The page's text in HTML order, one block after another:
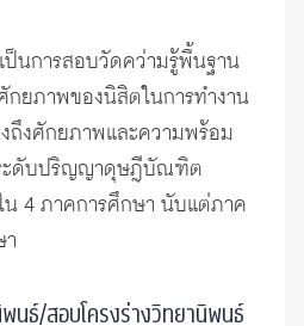
นการสอบวัดคว่ามรู้พื้นฐาน
กยภาพของนิสิตในการทำงาน
ถึงศักยภาพและความพร้อม
ะดับปริญญาดุษฎีบัณฑิต
4 ภาคการศึกษา นับแต่ภาค
นธ์/สอบโครงร่างวิทยานิพนธ์